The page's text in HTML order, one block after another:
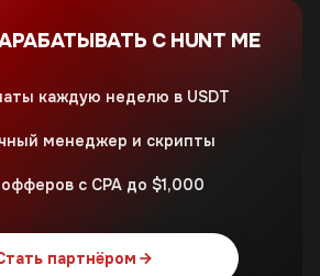
С HUNT ME
каждую неделю в USDT
менеджер и скрипты
с CPA до $1,000
партнёром